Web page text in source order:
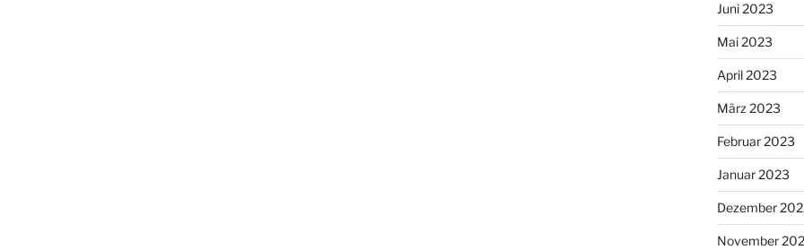
Juni 2023
Mai 2023
April 2023
März 2023
Februar 2023
Januar 2023
Dezember
November